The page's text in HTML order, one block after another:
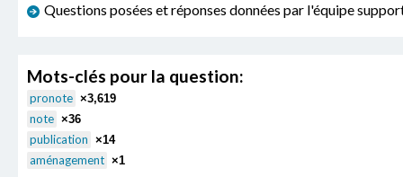
Questions posées et réponses données par l'équipe
Mots-clés pour la question:
pronote ×3,619
note ×36
publication ×14
aménagement ×1